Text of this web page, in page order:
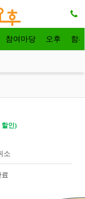
참여마당 오후 함
할인)
소